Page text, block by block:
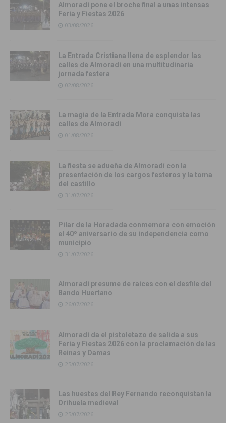
Almoradí pone el broche final a unas intensas
Feria y Fiestas 2026
03/08/2026
La Entrada Cristiana llena de esplendor las
calles de Almoradí en una multitudinaria
jornada festera
02/08/2026
La magia de la Entrada Mora conquista las
calles de Almoradí
01/08/2026
La fiesta se adueña de Almoradí con la
presentación de los cargos festeros y la toma
del castillo
31/07/2026
Pilar de la Horadada conmemora con emoción
el 40º aniversario de su independencia como
municipio
31/07/2026
Almoradí presume de raíces con el desfile del
Bando Huertano
26/07/2026
Almoradí da el pistoletazo de salida a sus
Feria y Fiestas 2026 con la proclamación de las
Reinas y Damas
25/07/2026
Las huestes del Rey Fernando reconquistan la
Orihuela medieval
25/07/2026